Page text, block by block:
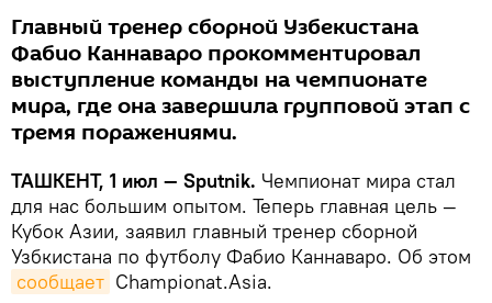
Главный тренер сборной Узбекистана
Фабио Каннаваро прокомментировал
выступление команды на чемпионате
мира, где она завершила групповой этап с
тремя поражениями.
ТАШКЕНТ, 1 июл — Sputnik. Чемпионат мира стал
для нас большим опытом. Теперь главная цель —
Кубок Азии, заявил главный тренер сборной
Узбкистана по футболу Фабио Каннаваро. Об этом
сообщает Championat.Asia.